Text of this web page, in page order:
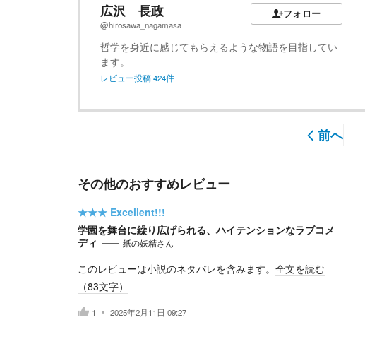
広沢 長政
@hirosawa_nagamasa
フォロー
哲学を身近に感じてもらえるような物語を目指してい
ます。
レビュー投稿424件
前へ
その他のおすすめレビュー
★★★ Excellent!!!
学園を舞台に繰り広げられる、ハイテンションなラブコメ
ディ
紙の妖精さん
このレビューは小説のネタバレを含みます。 全文を読む
（83文字）
1 2025年2月11日 09:27